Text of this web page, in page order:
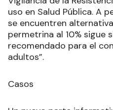
uso en Salud Pública. A
se encuentren
permetrina al 10% sigue
recomendado para el
adultos”.
Casos